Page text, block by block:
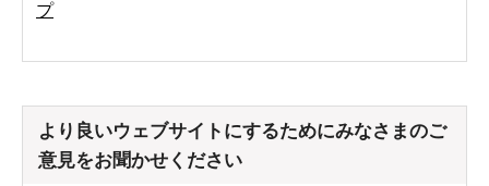
プ
より良いウェブサイトにするためにみなさまのご
意見をお聞かせください